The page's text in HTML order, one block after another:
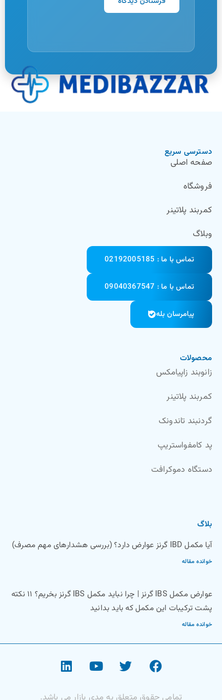
دسترسی سریع
صفحه اصلی
فروشگاه
کمربند پلاتینر
وبلاگ
تماس با ما : 02192005185
تماس با ما : 09040367547
پیامرسان بله
محصولات
زانوبند زاپیامکس
کمربند پلاتینر
گردنبند تاندونک
پد کامفواستریپ
دستگاه دموکرافت
بلاگ
آیا مکمل IBD گرنز عوارض دارد؟ (بررسی هشدارهای مهم مصرف)
خوانده مقاله
عوارض مکمل IBS گرنز | چرا نباید مکمل IBS گرنز بخریم؟ ۱۱ نکته
پشت ترکیبات این مکمل که باید بدانید
خوانده مقاله